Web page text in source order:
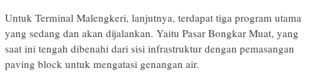
Untuk Terminal Malengkeri, lanjutnya, terdapat tiga program utama
yang sedang dan akan dijalankan. Yaitu Pasar Bongkar Muat, yang
saat ini tengah dibenahi dari sisi infrastruktur dengan pemasangan
paving block untuk mengatasi genangan air.